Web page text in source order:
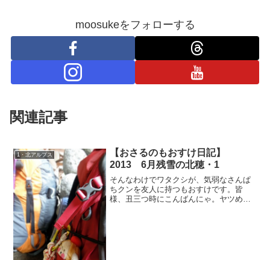
moosukeをフォローする
関連記事
1・北アルプス
【おさるのもおすけ日記】
2013 6月残雪の北穂・1
そんなわけでワタクシが、気弱なさんぱ
ちクンを友人に持つもおすけです。皆
様、丑三つ時にこんばんにゃ。ヤツめ。